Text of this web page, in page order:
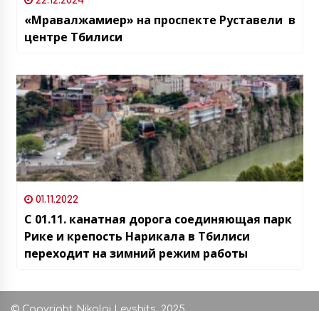
«Мравалжамиер» на проспекте Руставели в
центре Тбилиси
01.11.2022
С 01.11. канатная дорога соединяющая парк
Рике и крепость Нарикала в Тбилиси
переходит на зимний режим работы